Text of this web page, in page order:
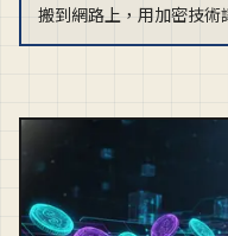
搬到網路上，用加密技術